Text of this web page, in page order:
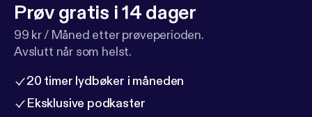
Prøv gratis i 14 dager
99 kr / Måned etter prøveperioden.
Avslutt når som helst.
20 timer lydbøker i måneden
Eksklusive podkaster